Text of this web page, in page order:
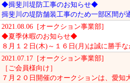
◆揖斐川堤防工事のお知らせ◆
揖斐川の堤防舗装工事のため一部区間が
2021.08.06 [オークション事業部]
◆夏季休暇のお知らせ◆
８月１２日(木)～１６日(月)は誠に勝手な
2021.07.17 [オークション事業部]
［ご会員様向け］
７月２０日開催のオークションは、愛知